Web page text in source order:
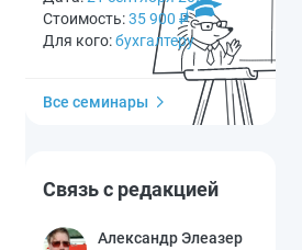
Стоимость:35 900 ₽
Для кого:бухгалтеру
Все семинары
Связь с редакцией
Александр Элеазер